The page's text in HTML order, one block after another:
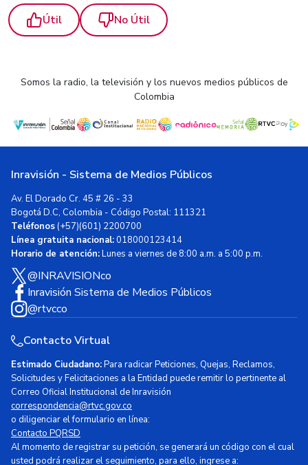
Útil No Útil
Somos la radio, la televisión y los nuevos medios públicos de
Colombia
Inravisión - Sistema de Medios Públicos
Av. El Dorado Cr. 45 # 26 - 33
Bogotá D.C, Colombia - Código Postal: 111321
Teléfonos(+57)(601) 2200700
Línea gratuita nacional:018000123414
Horario de atención:Lunes a viernes de 8:00 a.m. a 5:00 p.m.
@INRAVISIONco
Inravisión Sistema de Medios Públicos
@rtvcco
Contacto Virtual
Estimado Ciudadano:Para radicar Peticiones, Quejas, Reclamos,
Solicitudes y Felicitaciones a la Entidad puede remitir lo pertinente al
Correo Oficial Institucional de Inravisión
correspondencia@rtvc.gov.co
o diligenciar el formulario en línea:
Contacto PQRSD
Al momento de registrar su petición, se generará un código con el cual
usted podrá realizar el seguimiento, para ello, ingrese a: